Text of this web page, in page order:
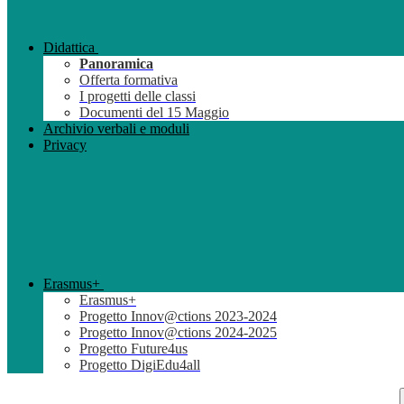
Didattica
Panoramica
Offerta formativa
I progetti delle classi
Documenti del 15 Maggio
Archivio verbali e moduli
Privacy
Erasmus+
Erasmus+
Progetto Innov@ctions 2023-2024
Progetto Innov@ctions 2024-2025
Progetto Future4us
Progetto DigiEdu4all